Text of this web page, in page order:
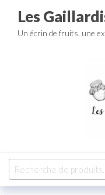
contenu
Les
Un écrin de fruits, une
Recherche
pour :